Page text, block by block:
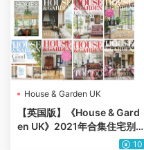
House & Garden UK
【英国版】《House & Gard
en UK》2021年合集住宅别
墅室内软装花园庭院设计杂志
10